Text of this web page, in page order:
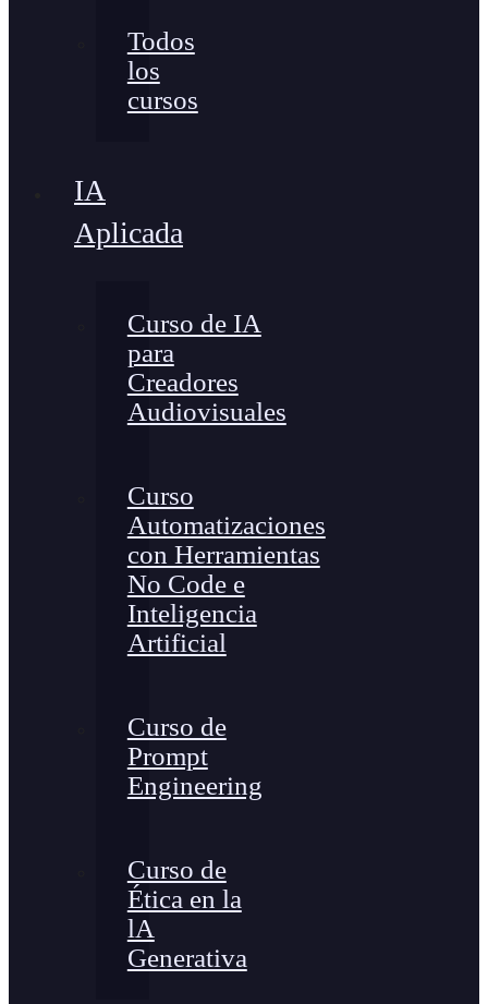
Todos
los
cursos
IA
Aplicada
Curso de IA
para
Creadores
Audiovisuales
Curso
Automatizaciones
con Herramientas
No Code e
Inteligencia
Artificial
Curso de
Prompt
Engineering
Curso de
Ética en la
lA
Generativa